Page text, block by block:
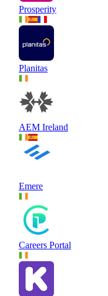
Prosperity
Planitas
AEM Ireland
Emere
Careers Portal